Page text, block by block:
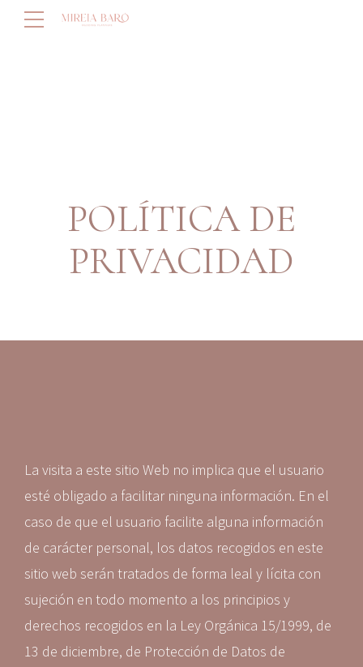
POLÍTICA DE
PRIVACIDAD
La visita a este sitio Web no implica que el usuario
esté obligado a facilitar ninguna información. En el
caso de que el usuario facilite alguna información
de carácter personal, los datos recogidos en este
sitio web serán tratados de forma leal y lícita con
sujeción en todo momento a los principios y
derechos recogidos en la Ley Orgánica 15/1999, de
13 de diciembre, de Protección de Datos de